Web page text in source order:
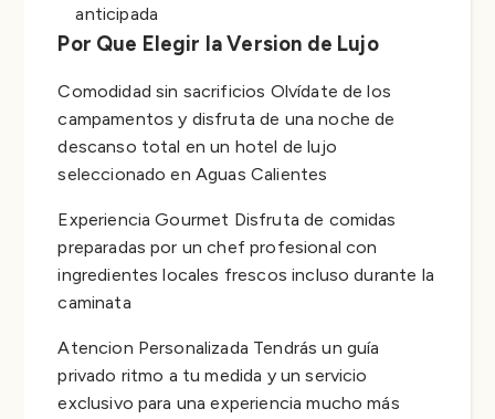
anticipada
Por Que Elegir la Version de Lujo
Comodidad sin sacrificios Olvídate de los
campamentos y disfruta de una noche de
descanso total en un hotel de lujo
seleccionado en Aguas Calientes
Experiencia Gourmet Disfruta de comidas
preparadas por un chef profesional con
ingredientes locales frescos incluso durante la
caminata
Atencion Personalizada Tendrás un guía
privado ritmo a tu medida y un servicio
exclusivo para una experiencia mucho más